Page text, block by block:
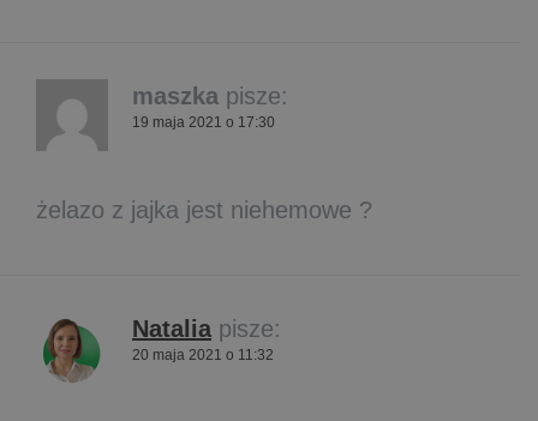
maszka pisze:
19 maja 2021 o 17:30
żelazo z jajka jest niehemowe ?
Natalia pisze:
20 maja 2021 o 11:32